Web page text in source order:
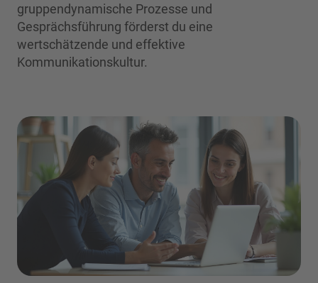
gruppendynamische Prozesse und
Gesprächsführung förderst du eine
wertschätzende und effektive
Kommunikationskultur.